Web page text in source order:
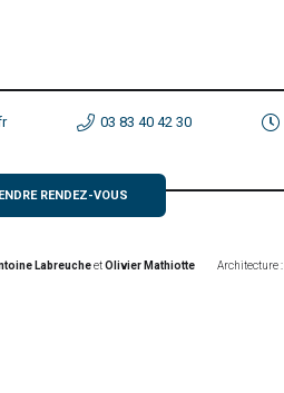
03 83 40 42 30
RENDEZ-VOUS
LabreucheetOlivier Mathiotte Architecture :